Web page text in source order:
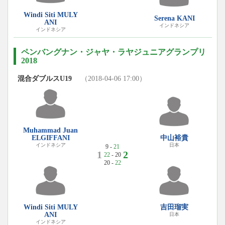
Windi Siti MULY
ANI
インドネシア
Serena KANI
インドネシア
ペンバングナン・ジャヤ・ラヤジュニアグランプリ
2018
混合ダブルスU19 （2018-04-06 17:00）
Muhammad Juan
ELGIFFANI
インドネシア
Windi Siti MULY
ANI
インドネシア
1
9 - 21
22- 20
20 - 22
2
中山裕貴
日本
吉田瑠実
日本